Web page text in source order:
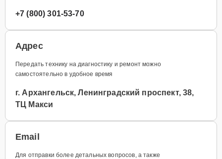
+7 (800) 301-53-70
Адрес
Передать технику на диагностику и ремонт можно
самостоятельно в удобное время
г. Архангельск, Ленинградский проспект, 38,
ТЦ Макси
Email
Для отправки более детальных вопросов, а также